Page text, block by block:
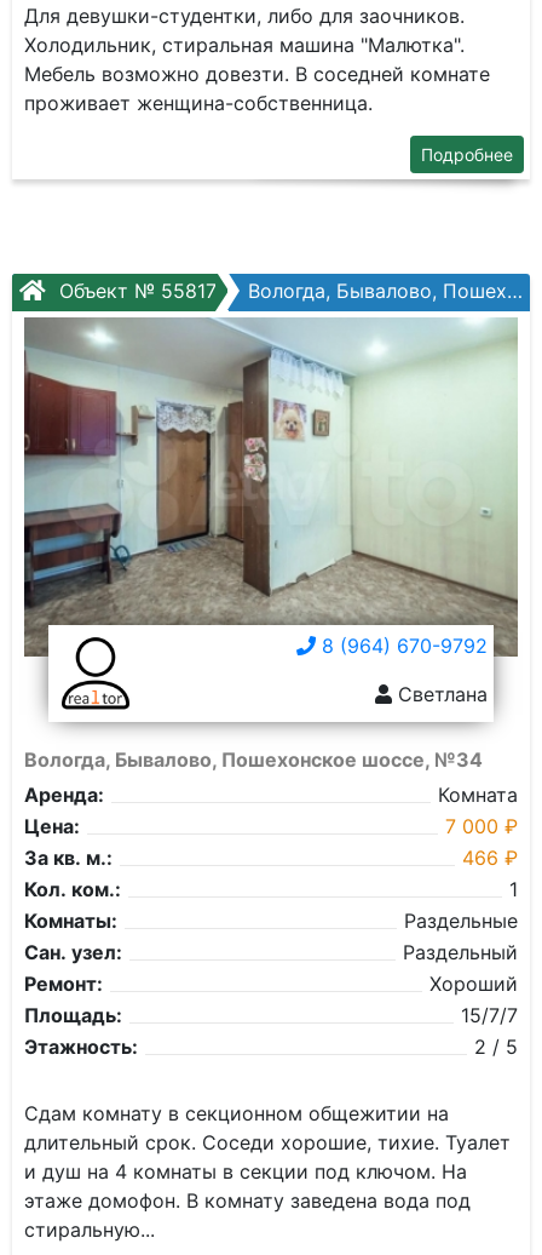
Для девушки-студентки, либо для заочников.
Холодильник, стиральная машина "Малютка".
Мебель возможно довезти. В соседней комнате
проживает женщина-собственница.
Подробнее
Объект № 55817 Вологда, Бывалово, Пошехонское шоссе, №34
8 (964) 670-9792
Светлана
Вологда, Бывалово, Пошехонское шоссе, №34
Аренда:
Комната
Цена:
7 000 ₽
За кв. м.:
466 ₽
Кол. ком.:
1
Комнаты:
Раздельные
Сан. узел:
Раздельный
Ремонт:
Хороший
Площадь:
15/7/7
Этажность:
2 / 5
Сдам комнату в секционном общежитии на
длительный срок. Соседи хорошие, тихие. Туалет
и душ на 4 комнаты в секции под ключом. На
этаже домофон. В комнату заведена вода под
стиральную...